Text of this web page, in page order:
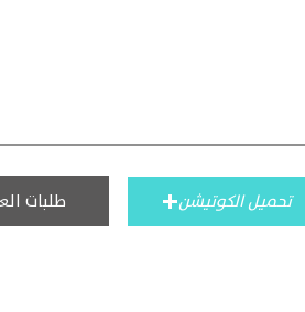
طلبات تحميل الكوتيشن